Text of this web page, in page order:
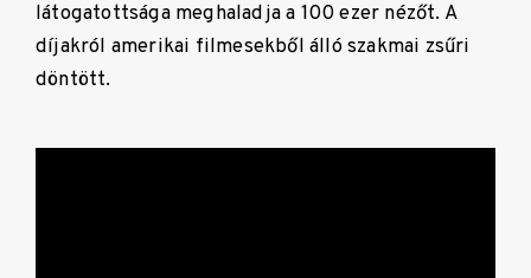
látogatottsága meghaladja a 100 ezer nézőt. A
díjakról amerikai filmesekből álló szakmai zsűri
döntött.